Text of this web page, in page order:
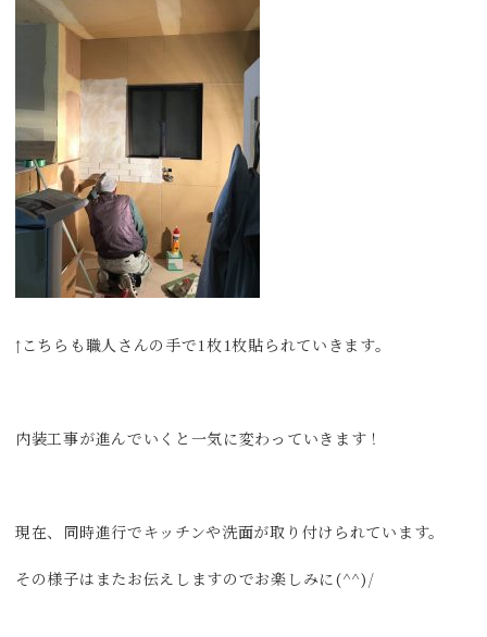
↑こちらも職人さんの手で1枚1枚貼られていきます。
内装工事が進んでいくと一気に変わっていきます！
現在、同時進行でキッチンや洗面が取り付けられています。
その様子はまたお伝えしますのでお楽しみに(^^)/